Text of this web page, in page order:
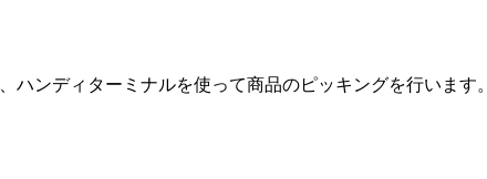
ハンディターミナルを使って商品のピッキングを行います。